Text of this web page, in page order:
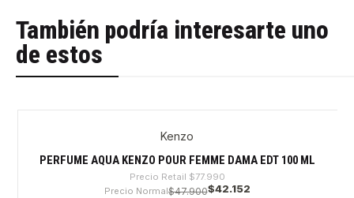
También podría interesarte uno
de estos
Agotado
Kenzo
PERFUME AQUA KENZO POUR FEMME DAMA EDT 100 ML
Precio Retail $77.990
Precio Normal$47.900$42.152